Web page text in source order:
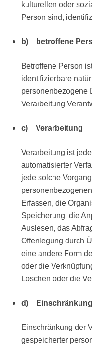
kulturellen oder
Person sind,
b) betroffene
Betroffene Person
identifizierbare
personenbezogene
Verarbeitung
c) Verarbeitung
Verarbeitung ist
automatisierter
jede solche
Erfassen, die
Speicherung, die
Auslesen, das
Offenlegung durch
eine andere Form
oder die
Löschen oder die
d) Einschränkung
Einschränkung der
gespeicherter